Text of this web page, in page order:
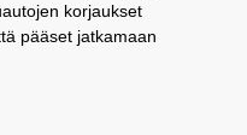
korjaukset
pääset jatkamaan